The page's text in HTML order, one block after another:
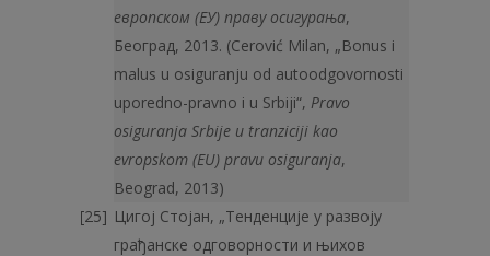
европском (ЕУ) праву осигурања,
Београд, 2013. (Cerović Milan, „Bonus i
malus u osiguranju od autoodgovornosti
uporedno-pravno i u Srbiji“, Pravo
osiguranja Srbije u tranziciji kao
evropskom (EU) pravu osiguranja,
Beograd, 2013)
Цигој Стојан, „Тенденције у развоју
грађанске одговорности и њихов